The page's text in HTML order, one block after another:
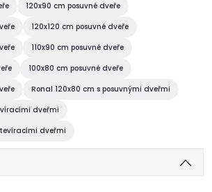
120x90 cm posuvné dveře
120x120 cm posuvné dveře
110x90 cm posuvné dveře
100x80 cm posuvné dveře
Ronal 120x80 cm s posuvnými dveřmi
dveřmi
dveřmi